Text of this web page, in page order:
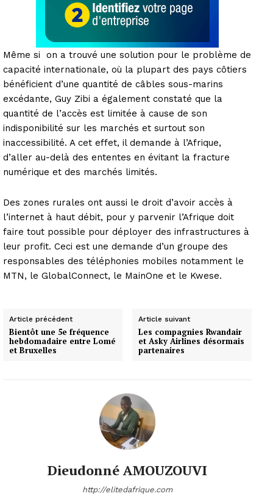
Même si on a trouvé une solution pour le problème de
capacité internationale, où la plupart des pays côtiers
bénéficient d’une quantité de câbles sous-marins
excédante, Guy Zibi a également constaté que la
quantité de l’accès est limitée à cause de son
indisponibilité sur les marchés et surtout son
inaccessibilité. A cet effet, il demande à l’Afrique,
d’aller au-delà des ententes en évitant la fracture
numérique et des marchés limités.
Des zones rurales ont aussi le droit d’avoir accès à
l’internet à haut débit, pour y parvenir l’Afrique doit
faire tout possible pour déployer des infrastructures à
leur profit. Ceci est une demande d’un groupe des
responsables des téléphonies mobiles notamment le
MTN, le GlobalConnect, le MainOne et le Kwese.
Article précédent
Bientôt une 5e fréquence
hebdomadaire entre Lomé
et Bruxelles
Article suivant
Les compagnies Rwandair
et Asky Airlines désormais
partenaires
Dieudonné AMOUZOUVI
http://elitedafrique.com